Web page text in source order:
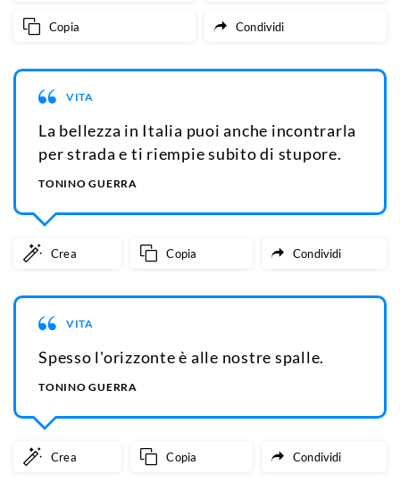
Copia Condividi
VITA
La bellezza in Italia puoi anche incontrarla
per strada e ti riempie subito di stupore.
TONINO GUERRA
Crea Copia Condividi
VITA
Spesso l'orizzonte è alle nostre spalle.
TONINO GUERRA
Crea Copia Condividi